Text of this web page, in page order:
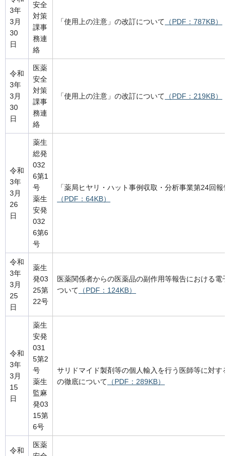
3年
3月
30
日
安全
対策
課事
務連
絡
「使用上の注意」の改訂について （PDF：787KB）
令和
3年
3月
30
日
医薬
安全
対策
課事
務連
絡
「使用上の注意」の改訂について （PDF：219KB）
令和
3年
3月
26
日
薬生
総発
032
6第1
号
薬生
安発
032
6第6
号
「薬局ヒヤリ・ハット事例収取・分析事業第24回報
（PDF：64KB）
令和
3年
3月
25
日
薬生
発03
25第
22号
医薬関係者からの医薬品の副作用等報告における電
ついて （PDF：124KB）
令和
3年
3月
15
日
薬生
安発
031
5第2
号
薬生
監麻
発03
15第
6号
サリドマイド製剤等の個人輸入を行う医師等に対す
の徹底について （PDF：289KB）
令和
医薬